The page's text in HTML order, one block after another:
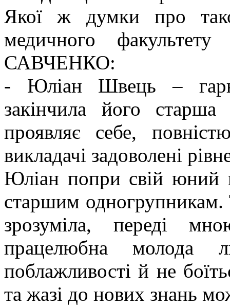
Якої ж думки про
медичного
САВЧЕНКО:
- Юліан Швець –
закінчила його
проявляє себе,
викладачі задоволені
Юліан попри свій юний
старшим одногрупникам.
зрозуміла, переді
працелюбна молода
поблажливості й не
та жазі до нових знань